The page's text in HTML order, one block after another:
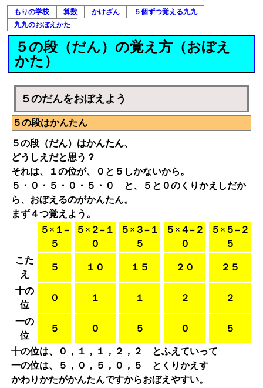
もりの学校 算数 かけざん
５個ずつ覚える九九
九九のおぼえかた
５の段（だん）の覚え方（おぼえ
かた）
５のだんをおぼえよう
５の段はかんたん
５の段（だん）はかんたん、
どうしえだと思う？
それは、１の位が、０と５しかないから。
５・０・５・０・５・０ と、５と０のくりかえしだか
ら、おぼえるのがかんたん。
まず４つ覚えよう。
５×１=
５
５×２=１
０
５×３=１
５
５×４=２
０
５×５=２
５
こた
え
５ １０ １５ ２０ ２５
十の
位
０ １ １ ２ ２
一の
位
５ ０ ５ ０ ５
十の位は、０，１，１，２，２ とふえていって
一の位は、５，０，５，０，５ とくりかえす
かわりかたがかんたんですからおぼえやすい。